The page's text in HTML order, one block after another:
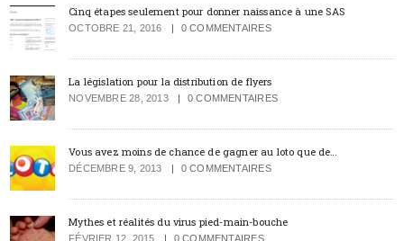
Cinq étapes seulement pour donner naissance à une SAS
OCTOBRE 21, 2016 0 COMMENTAIRES
La législation pour la distribution de flyers
NOVEMBRE 28, 2013 0 COMMENTAIRES
Vous avez moins de chance de gagner au loto que de…
DÉCEMBRE 9, 2013 0 COMMENTAIRES
Mythes et réalités du virus pied-main-bouche
FÉVRIER 12, 2015 0 COMMENTAIRES